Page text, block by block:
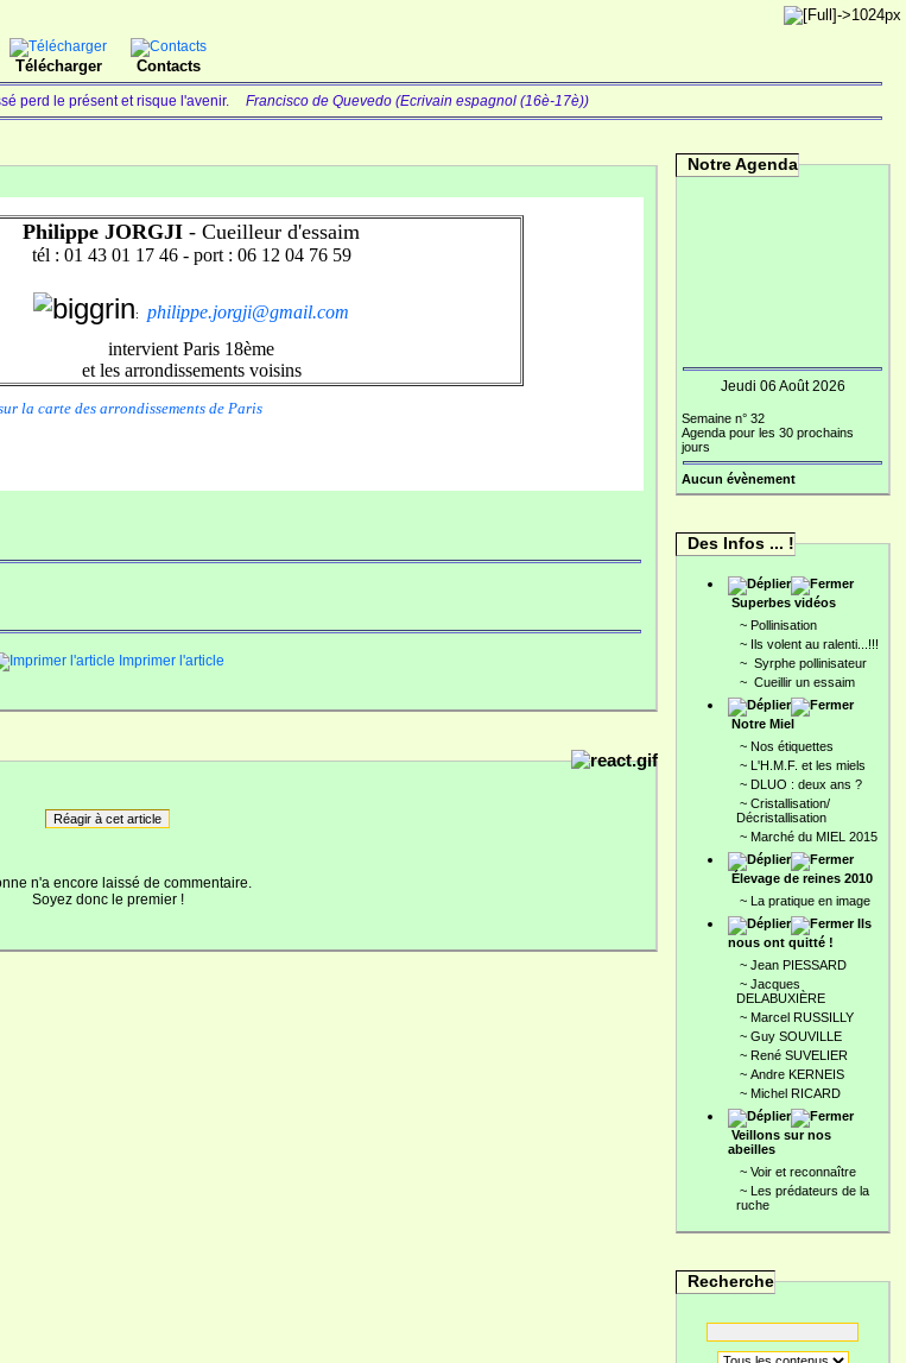
Télécharger Contacts
perd le présent et risque l'avenir. Francisco de Quevedo (Ecrivain espagnol (16è-17è))
Philippe JORGJI - Cueilleur d'essaim
tél : 01 43 01 17 46 - port : 06 12 04 76 59
:
philippe.jorgji@gmail.com
intervient Paris 18ème
et les arrondissements voisins
la carte des arrondissements de Paris
Imprimer l'article
Réagir à cet article
n'a encore laissé de commentaire.
Soyez donc le premier !
Notre Agenda
Jeudi 06 Août 2026
Semaine n° 32
Agenda pour les 30 prochains
jours
Aucun évènement
Des Infos ... !
Superbes vidéos
~ Pollinisation
~ Ils volent au ralenti...!!!
~ Syrphe pollinisateur
~ Cueillir un essaim
Notre Miel
~ Nos étiquettes
~ L'H.M.F. et les miels
~ DLUO : deux ans ?
~ Cristallisation/
Décristallisation
~ Marché du MIEL 2015
Élevage de reines 2010
~ La pratique en image
Ils
nous ont quitté !
~ Jean PIESSARD
~ Jacques
DELABUXIÈRE
~ Marcel RUSSILLY
~ Guy SOUVILLE
~ René SUVELIER
~ Andre KERNEIS
~ Michel RICARD
Veillons sur nos
abeilles
~ Voir et reconnaître
~ Les prédateurs de la
ruche
Recherche